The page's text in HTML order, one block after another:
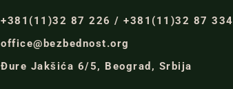
+381(11)32 87 226 / +381(11)32 87 334
office@bezbednost.org
Đure Jakšića 6/5, Beograd, Srbija